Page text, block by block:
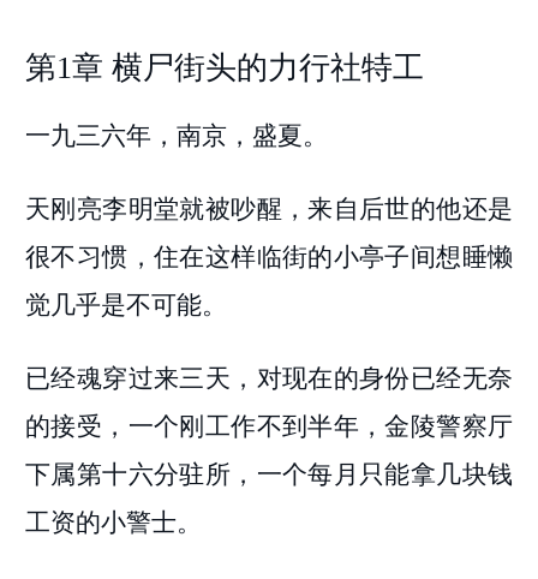
第1章 横尸街头的力行社特工